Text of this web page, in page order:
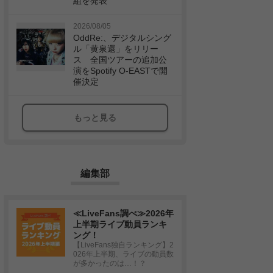
2026/08/05
OddRe:、デジタルシング
ル「黄泉還」をリリー
ス 全国ツアーの追加公
演をSpotify O-EASTで開
催決定
もっと見る
編集部
≪LiveFans調べ≫2026年
上半期ライブ動員ランキ
ング！
【LiveFans独自ランキング】2
026年上半期、ライブの動員数
が多かったのは…！？